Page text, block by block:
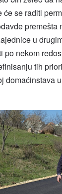
će se raditi
premešta
u
po nekom
tih
domaćinstava